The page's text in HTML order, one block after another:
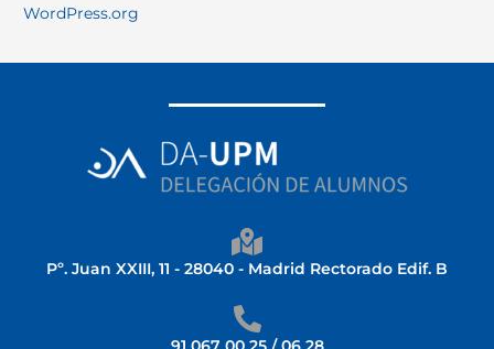
WordPress.org
Pº. Juan XXIII, 11 - 28040 - Madrid Rectorado Edif. B
91 067 00 25 / 06 28